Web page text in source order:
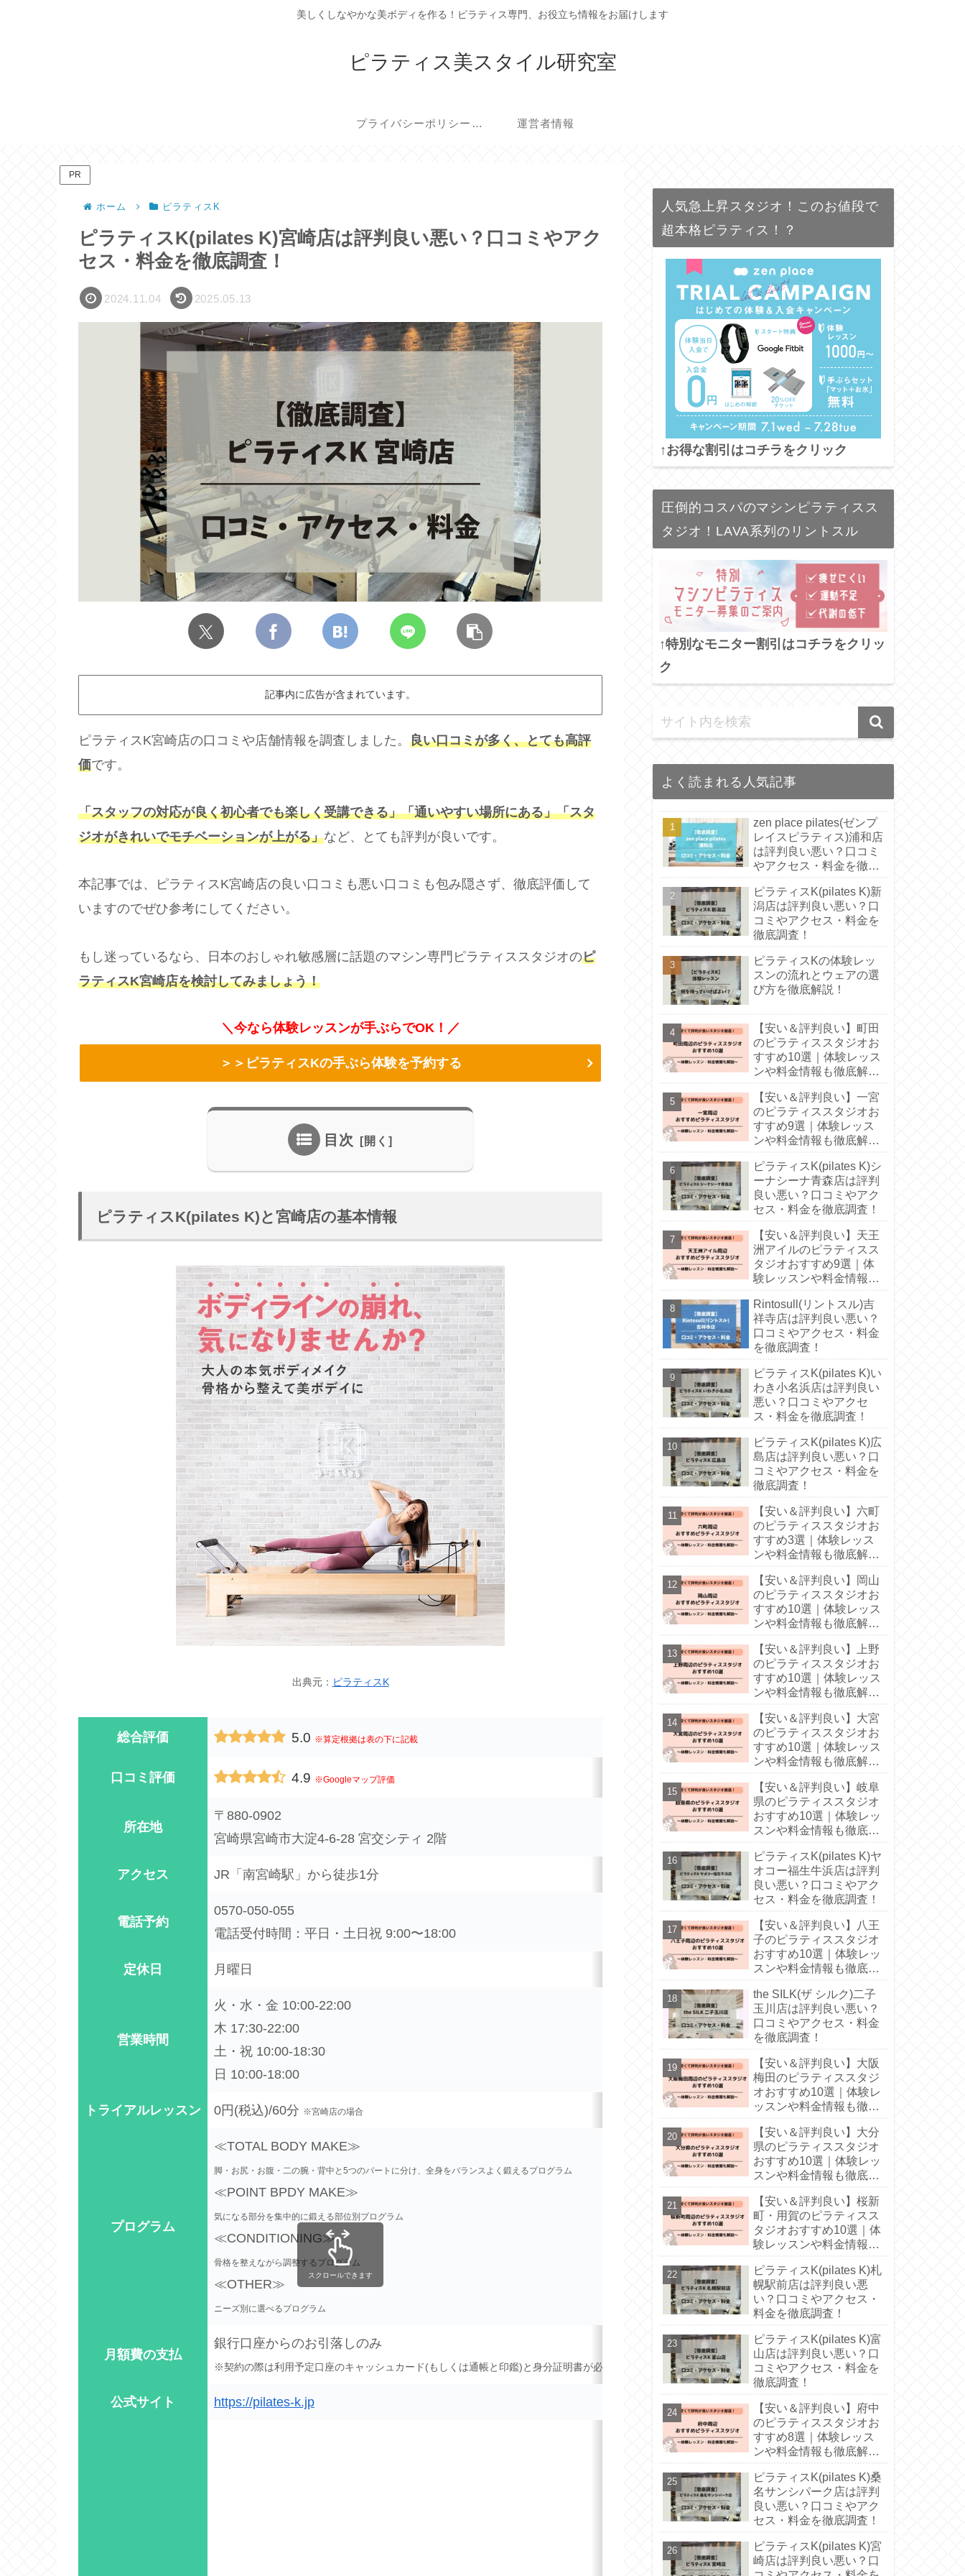
美しくしなやかな美ボディを作る！ピラティス専門、お役立ち情報をお届けします
ピラティス美スタイル研究室
プライバシーポリシー・免責事項 運営者情報
PR
ホーム ピラティスK
ピラティスK(pilates K)宮崎店は評判良い悪い？口コミやアク
セス・料金を徹底調査！
2024.11.04 2025.05.13
記事内に広告が含まれています。
ピラティスK宮崎店の口コミや店舗情報を調査しました。 良い口コミが多く、とても高評
価です。
「スタッフの対応が良く初心者でも楽しく受講できる」「通いやすい場所にある」「スタ
ジオがきれいでモチベーションが上がる」など、とても評判が良いです。
本記事では、ピラティスK宮崎店の良い口コミも悪い口コミも包み隠さず、徹底評価して
いますのでぜひ参考にしてください。
もし迷っているなら、日本のおしゃれ敏感層に話題のマシン専門ピラティススタジオのピ
ラティスK宮崎店を検討してみましょう！
＼今なら体験レッスンが手ぶらでOK！／
＞＞ピラティスKの手ぶら体験を予約する
目次
ピラティスK(pilates K)と宮崎店の基本情報
出典元： ピラティスK
総合評価 5.0 ※算定根拠は表の下に記載
口コミ評価 4.9 ※Googleマップ評価
所在地
〒880-0902
宮崎県宮崎市大淀4-6-28 宮交シティ 2階
アクセス JR「南宮崎駅」から徒歩1分
電話予約
0570-050-055
電話受付時間：平日・土日祝 9:00〜18:00
定休日 月曜日
営業時間
火・水・金 10:00-22:00
木 17:30-22:00
土・祝 10:00-18:30
日 10:00-18:00
トライアルレッスン 0円(税込)/60分 ※宮崎店の場合
プログラム
≪TOTAL BODY MAKE≫
脚・お尻・お腹・二の腕・背中と5つのパートに分け、全身をバランスよく鍛えるプログラム
≪POINT BPDY MAKE≫
気になる部分を集中的に鍛える部位別プログラム
≪CONDITIONING≫
骨格を整えながら調整するプログラム
≪OTHER≫
ニーズ別に選べるプログラム
月額費の支払
銀行口座からのお引落しのみ
※契約の際は利用予定口座のキャッシュカード(もしくは通帳と印鑑)と身分証明書が必要
公式サイト https://pilates-k.jp
スクロールできます
人気急上昇スタジオ！このお値段で
超本格ピラティス！？
↑お得な割引はコチラをクリック
圧倒的コスパのマシンピラティスス
タジオ！LAVA系列のリントスル
↑特別なモニター割引はコチラをクリッ
ク
よく読まれる人気記事
zen place pilates(ゼンプ
レイスピラティス)浦和店
は評判良い悪い？口コミ
やアクセス・料金を徹底
ピラティスK(pilates K)新
潟店は評判良い悪い？口
コミやアクセス・料金を
徹底調査！
ピラティスKの体験レッ
スンの流れとウェアの選
び方を徹底解説！
【安い＆評判良い】町田
のピラティススタジオお
すすめ10選｜体験レッス
ンや料金情報も徹底解
【安い＆評判良い】一宮
のピラティススタジオお
すすめ9選｜体験レッス
ンや料金情報も徹底解
ピラティスK(pilates K)シ
ーナシーナ青森店は評判
良い悪い？口コミやアク
セス・料金を徹底調査！
【安い＆評判良い】天王
洲アイルのピラティスス
タジオおすすめ9選｜体
験レッスンや料金情報も
Rintosull(リントスル)吉
祥寺店は評判良い悪い？
口コミやアクセス・料金
を徹底調査！
ピラティスK(pilates K)い
わき小名浜店は評判良い
悪い？口コミやアクセ
ス・料金を徹底調査！
ピラティスK(pilates K)広
島店は評判良い悪い？口
コミやアクセス・料金を
徹底調査！
【安い＆評判良い】六町
のピラティススタジオお
すすめ3選｜体験レッス
ンや料金情報も徹底解
【安い＆評判良い】岡山
のピラティススタジオお
すすめ10選｜体験レッス
ンや料金情報も徹底解
【安い＆評判良い】上野
のピラティススタジオお
すすめ10選｜体験レッス
ンや料金情報も徹底解
【安い＆評判良い】大宮
のピラティススタジオお
すすめ10選｜体験レッス
ンや料金情報も徹底解
【安い＆評判良い】岐阜
県のピラティススタジオ
おすすめ10選｜体験レッ
スンや料金情報も徹底解
ピラティスK(pilates K)ヤ
オコー福生牛浜店は評判
良い悪い？口コミやアク
セス・料金を徹底調査！
【安い＆評判良い】八王
子のピラティススタジオ
おすすめ10選｜体験レッ
スンや料金情報も徹底解
the SILK(ザ シルク)二子
玉川店は評判良い悪い？
口コミやアクセス・料金
を徹底調査！
【安い＆評判良い】大阪
梅田のピラティススタジ
オおすすめ10選｜体験レ
ッスンや料金情報も徹底
【安い＆評判良い】大分
県のピラティススタジオ
おすすめ10選｜体験レッ
スンや料金情報も徹底解
【安い＆評判良い】桜新
町・用賀のピラティスス
タジオおすすめ10選｜体
験レッスンや料金情報も
ピラティスK(pilates K)札
幌駅前店は評判良い悪
い？口コミやアクセス・
料金を徹底調査！
ピラティスK(pilates K)富
山店は評判良い悪い？口
コミやアクセス・料金を
徹底調査！
【安い＆評判良い】府中
のピラティススタジオお
すすめ8選｜体験レッス
ンや料金情報も徹底解
ピラティスK(pilates K)桑
名サンシパーク店は評判
良い悪い？口コミやアク
セス・料金を徹底調査！
ピラティスK(pilates K)宮
崎店は評判良い悪い？口